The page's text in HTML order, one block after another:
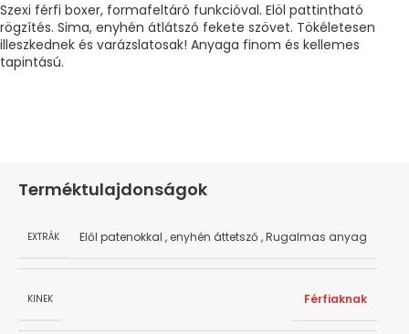
Szexi férfi boxer, formafeltáró funkcióval. Elöl pattintható
rögzítés. Sima, enyhén átlátszó fekete szövet. Tökéletesen
illeszkednek és varázslatosak! Anyaga finom és kellemes
tapintású.
Terméktulajdonságok
EXTRÁK Elől patenokkal , enyhén áttetsző ,Rugalmas anyag
KINEK Férfiaknak